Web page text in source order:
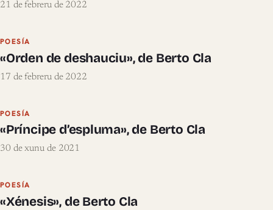
21 de febreru de 2022
POESÍA
«Orden de deshauciu», de Berto Cla
17 de febreru de 2022
POESÍA
«Príncipe d’espluma», de Berto Cla
30 de xunu de 2021
POESÍA
«Xénesis», de Berto Cla